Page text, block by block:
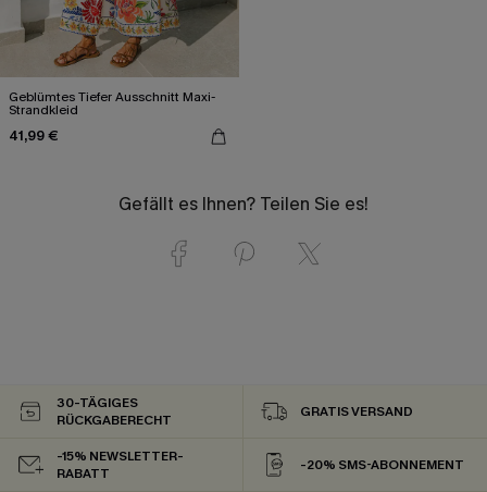
Geblümtes Tiefer Ausschnitt Maxi-
Strandkleid
41,99 €
Gefällt es Ihnen? Teilen Sie es!
30-TÄGIGES
RÜCKGABERECHT
GRATIS VERSAND
-15% NEWSLETTER-
RABATT
-20% SMS-ABONNEMENT